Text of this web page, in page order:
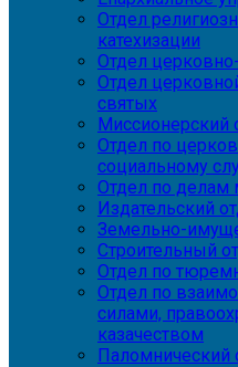
Отдел
катехизации
Отдел
Отдел
святых
Миссионерский
Отдел по
социальному
Отдел по делам
Издательский
Земельно-
Строительный
Отдел по
Отдел по
силами,
казачеством
Паломнический